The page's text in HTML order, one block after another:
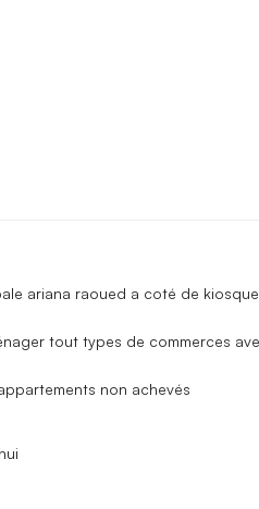
ariana raoued a coté de
tout types de commerces
non achevés